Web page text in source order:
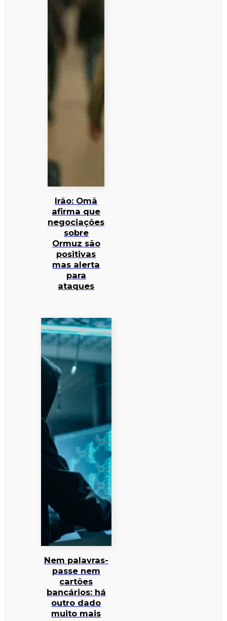
Irão: Omã
afirma que
negociações
sobre
Ormuz são
positivas
mas alerta
para
ataques
Nem palavras-
passe nem
cartões
bancários: há
outro dado
muito mais